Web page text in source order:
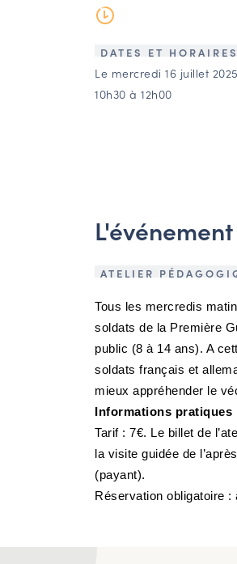
DATES ET HORAIRES
Le mercredi 16 juillet 2025
10h30 à 12h00
L'événement
ATELIER
Tous les mercredis
soldats de la Première
public (8 à 14 ans). A
soldats français et
mieux appréhender le
Informations pratiques
Tarif : 7€. Le billet de
la visite guidée de
(payant).
Réservation obligatoire